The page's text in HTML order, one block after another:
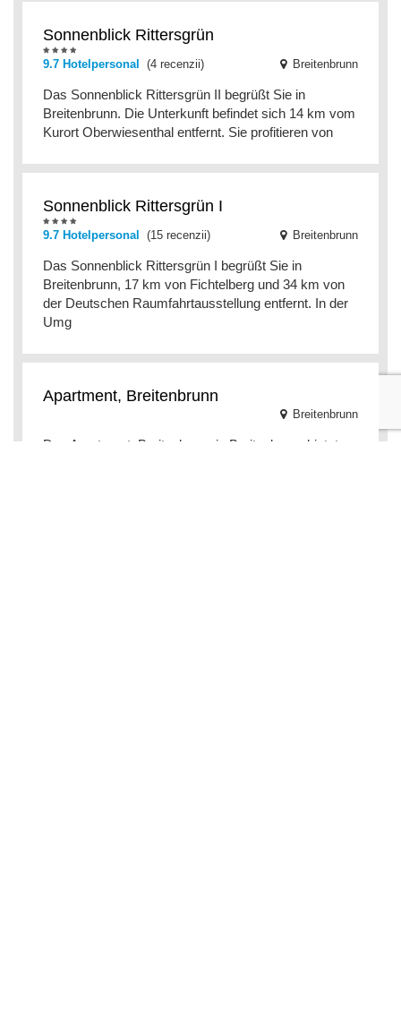
Sonnenblick Rittersgrün
9.7 Hotelpersonal (4 recenzii) Breitenbrunn
Das Sonnenblick Rittersgrün II begrüßt Sie in
Breitenbrunn. Die Unterkunft befindet sich 14 km vom
Kurort Oberwiesenthal entfernt. Sie profitieren von
Sonnenblick Rittersgrün I
9.7 Hotelpersonal (15 recenzii) Breitenbrunn
Das Sonnenblick Rittersgrün I begrüßt Sie in
Breitenbrunn, 17 km von Fichtelberg und 34 km von
der Deutschen Raumfahrtausstellung entfernt. In der
Umg
Apartment, Breitenbrunn
Breitenbrunn
Das Apartment, Breitenbrunn in Breitenbrunn bietet